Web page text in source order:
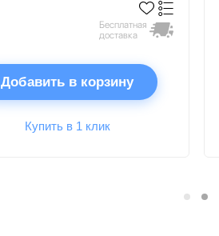
Бесплатная
доставка
Добавить в корзину
Купить в 1 клик